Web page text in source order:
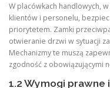
W placówkach handlowych,
klientów i personelu,
priorytetem. Zamki
otwieranie drzwi w sytuacji
Mechanizmy te muszą
zgodność z obowiązującymi
1.2 Wymogi prawne